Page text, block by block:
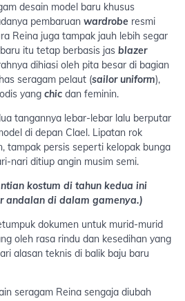
desain model baru khusus
pembaruan wardrobe resmi
Reina juga tampak jauh lebih segar
itu tetap berbasis jas blazer
dihiasi oleh pita besar di bagian
seragam pelaut (sailor uniform),
yang chic dan feminin.
tangannya lebar-lebar lalu berputar
di depan Clael. Lipatan rok
tampak persis seperti kelopak bunga
nari ditiup angin musim semi.
kostum di tahun kedua ini
andalan di dalam gamenya.)
dokumen untuk murid-murid
oleh rasa rindu dan kesedihan yang
alasan teknis di balik baju baru
seragam Reina sengaja diubah